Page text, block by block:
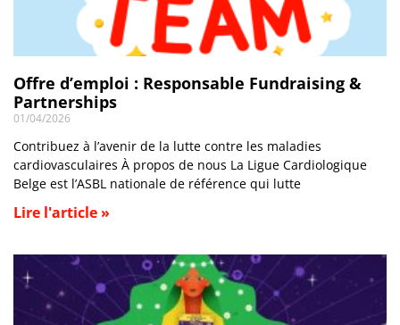
Offre d’emploi : Responsable Fundraising &
Partnerships
01/04/2026
Contribuez à l’avenir de la lutte contre les maladies
cardiovasculaires À propos de nous La Ligue Cardiologique
Belge est l’ASBL nationale de référence qui lutte
Lire l'article »